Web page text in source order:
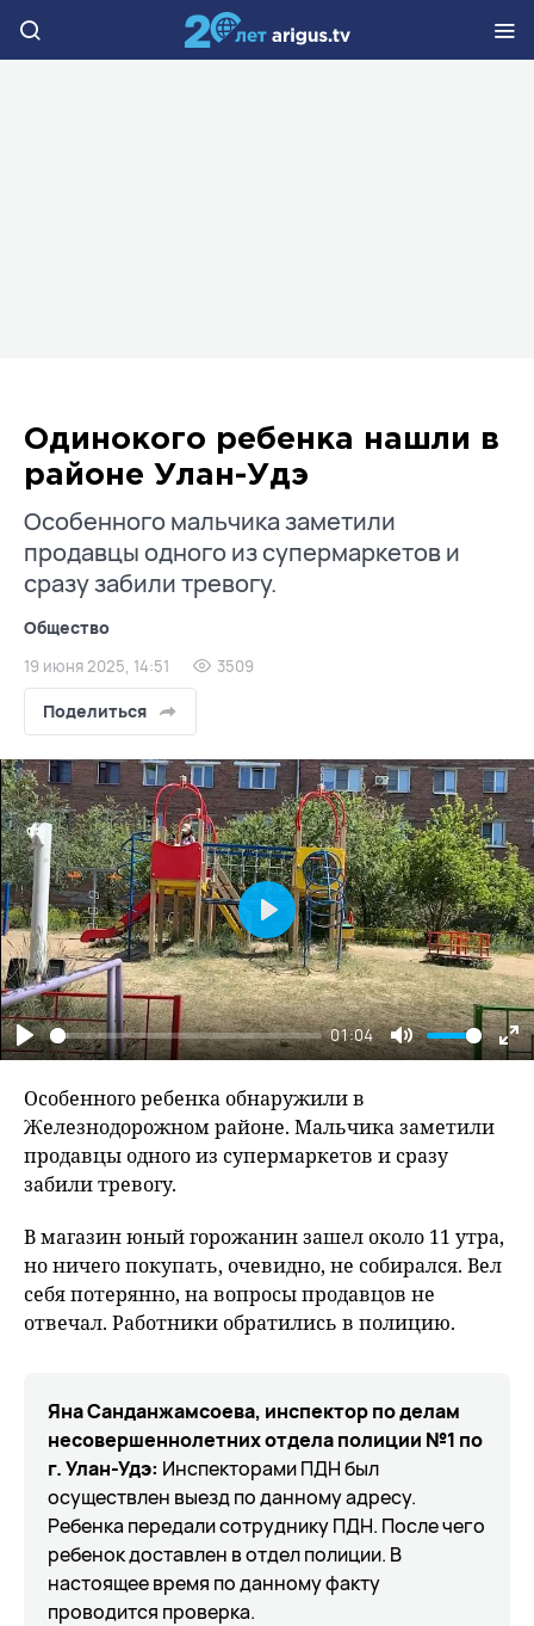
Одинокого ребенка нашли в
районе Улан-Удэ
Особенного мальчика заметили
продавцы одного из супермаркетов и
сразу забили тревогу.
Общество
19 июня 2025, 14:51 3509
Поделиться
Play
01:04
Mute
Play
Особенного ребенка обнаружили в
Железнодорожном районе. Мальчика заметили
продавцы одного из супермаркетов и сразу
забили тревогу.
В магазин юный горожанин зашел около 11 утра,
но ничего покупать, очевидно, не собирался. Вел
себя потерянно, на вопросы продавцов не
отвечал. Работники обратились в полицию.
Яна Санданжамсоева, инспектор по делам
несовершеннолетних отдела полиции №1 по
г. Улан-Удэ: Инспекторами ПДН был
осуществлен выезд по данному адресу.
Ребенка передали сотруднику ПДН. После чего
ребенок доставлен в отдел полиции. В
настоящее время по данному факту
проводится проверка.